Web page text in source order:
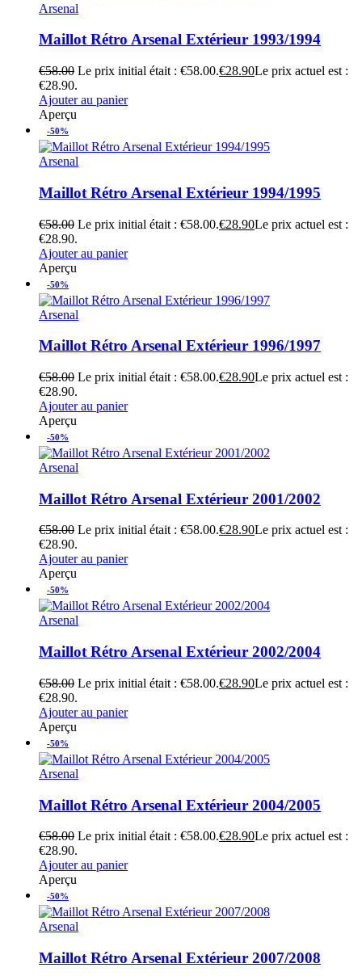
Arsenal
Maillot Rétro Arsenal Extérieur 1993/1994
€58.00 Le prix initial était : €58.00.€28.90Le prix actuel est :
€28.90.
Ajouter au panier
Aperçu
-50%
Arsenal
Maillot Rétro Arsenal Extérieur 1994/1995
€58.00 Le prix initial était : €58.00.€28.90Le prix actuel est :
€28.90.
Ajouter au panier
Aperçu
-50%
Arsenal
Maillot Rétro Arsenal Extérieur 1996/1997
€58.00 Le prix initial était : €58.00.€28.90Le prix actuel est :
€28.90.
Ajouter au panier
Aperçu
-50%
Arsenal
Maillot Rétro Arsenal Extérieur 2001/2002
€58.00 Le prix initial était : €58.00.€28.90Le prix actuel est :
€28.90.
Ajouter au panier
Aperçu
-50%
Arsenal
Maillot Rétro Arsenal Extérieur 2002/2004
€58.00 Le prix initial était : €58.00.€28.90Le prix actuel est :
€28.90.
Ajouter au panier
Aperçu
-50%
Arsenal
Maillot Rétro Arsenal Extérieur 2004/2005
€58.00 Le prix initial était : €58.00.€28.90Le prix actuel est :
€28.90.
Ajouter au panier
Aperçu
-50%
Arsenal
Maillot Rétro Arsenal Extérieur 2007/2008